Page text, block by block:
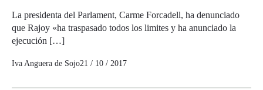
La presidenta del Parlament, Carme Forcadell, ha denunciado
que Rajoy «ha traspasado todos los limites y ha anunciado la
ejecución […]
Iva Anguera de Sojo21 / 10 / 2017